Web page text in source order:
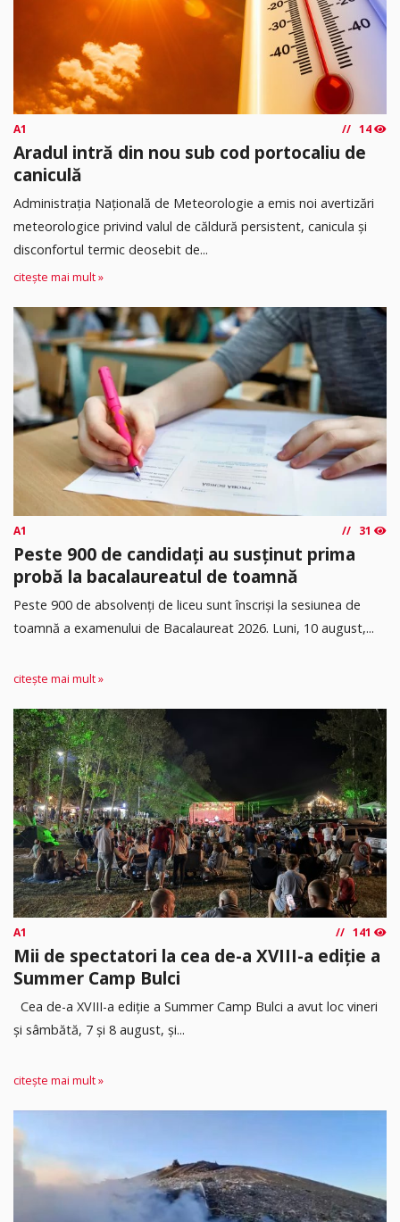
A1 14
Aradul intră din nou sub cod portocaliu de
caniculă
Administrația Națională de Meteorologie a emis noi avertizări
meteorologice privind valul de căldură persistent, canicula și
disconfortul termic deosebit de...
citește mai mult »
A1 31
Peste 900 de candidați au susținut prima
probă la bacalaureatul de toamnă
Peste 900 de absolvenți de liceu sunt înscriși la sesiunea de
toamnă a examenului de Bacalaureat 2026. Luni, 10 august,...
citește mai mult »
A1 141
Mii de spectatori la cea de-a XVIII-a ediție a
Summer Camp Bulci
Cea de-a XVIII-a ediție a Summer Camp Bulci a avut loc vineri
și sâmbătă, 7 și 8 august, și...
citește mai mult »